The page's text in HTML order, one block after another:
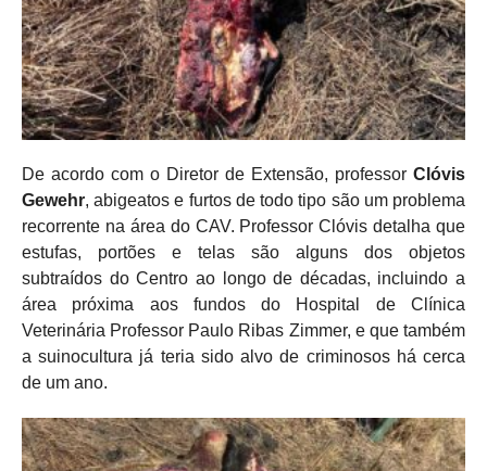
De acordo com o Diretor de Extensão, professor Clóvis
Gewehr, abigeatos e furtos de todo tipo são um problema
recorrente na área do CAV. Professor Clóvis detalha que
estufas, portões e telas são alguns dos objetos
subtraídos do Centro ao longo de décadas, incluindo a
área próxima aos fundos do Hospital de Clínica
Veterinária Professor Paulo Ribas Zimmer, e que também
a suinocultura já teria sido alvo de criminosos há cerca
de um ano.